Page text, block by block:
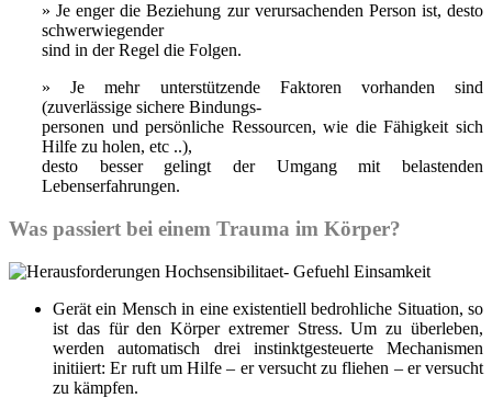
» Je enger die Beziehung zur verursachenden Person ist, desto
schwerwiegender
sind in der Regel die Folgen.
» Je mehr unterstützende Faktoren vorhanden sind
(zuverlässige sichere Bindungs-
personen und persönliche Ressourcen, wie die Fähigkeit sich
Hilfe zu holen, etc ..),
desto besser gelingt der Umgang mit belastenden
Lebenserfahrungen.
Was passiert bei einem Trauma im Körper?
Gerät ein Mensch in eine existentiell bedrohliche Situation, so
ist das für den Körper extremer Stress. Um zu überleben,
werden automatisch drei instinktgesteuerte Mechanismen
initiiert: Er ruft um Hilfe – er versucht zu fliehen – er versucht
zu kämpfen.